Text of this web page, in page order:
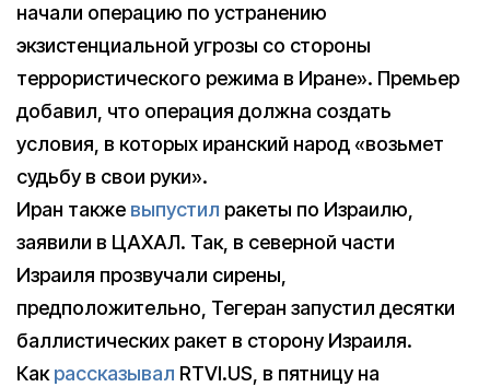
начали операцию по устранению
экзистенциальной угрозы со стороны
террористического режима в Иране». Премьер
добавил, что операция должна создать
условия, в которых иранский народ «возьмет
судьбу в свои руки».
Иран также выпустил ракеты по Израилю,
заявили в ЦАХАЛ. Так, в северной части
Израиля прозвучали сирены,
предположительно, Тегеран запустил десятки
баллистических ракет в сторону Израиля.
Какрассказывал RTVI.US, в пятницу на